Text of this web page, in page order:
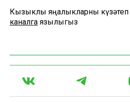
Кызыклы яңалыкларны күзәтеп
каналга язылыгыз